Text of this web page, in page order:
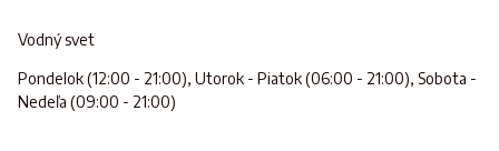
Vodný svet
Pondelok (12:00 - 21:00), Utorok - Piatok (06:00 - 21:00), Sobota -
Nedeľa (09:00 - 21:00)